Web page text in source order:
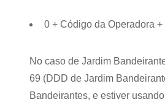
0 + Código da Operadora
No caso de Jardim
69 (DDD de Jardim
Bandeirantes, e estiver